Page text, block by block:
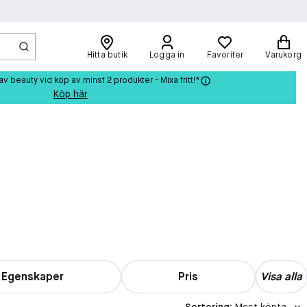
Hitta butik Logga in Favoriter Varukorg
beauty vid köp av minst 2 produkter - Mixa fritt!*
Köp här
Egenskaper Pris Visa alla